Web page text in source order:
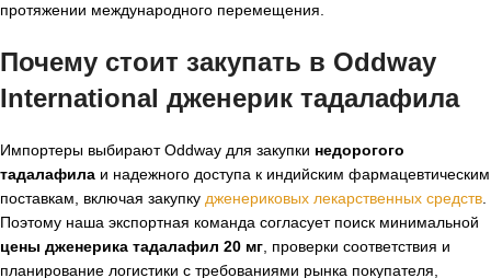
протяжении международного перемещения.
Почему стоит закупать в Oddway
International дженерик тадалафила
Импортеры выбирают Oddway для закупки недорогого
тадалафила и надежного доступа к индийским фармацевтическим
поставкам, включая закупку дженериковых лекарственных средств
Поэтому наша экспортная команда согласует поиск минимальной
цены дженерика тадалафил 20 мг , проверки соответствия и
планирование логистики с требованиями рынка покупателя,